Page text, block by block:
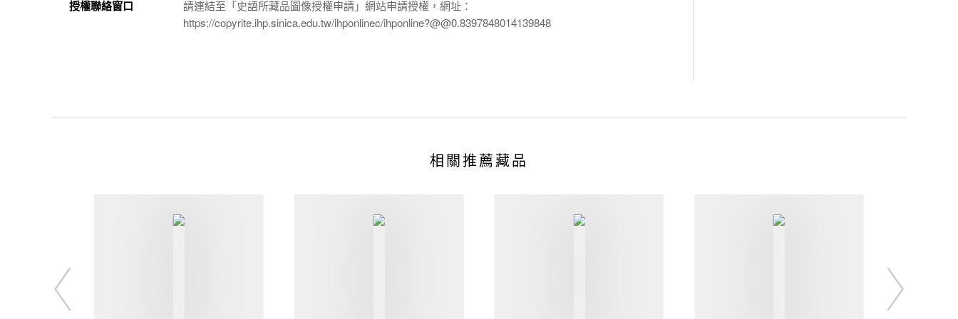
授權聯絡窗口
請連結至「史語所藏品圖像授權申請」網站申請授權，網址：
https://copyrite.ihp.sinica.edu.tw/ihponlinec/ihponline?@@0.8397848014139848
相關推薦藏品